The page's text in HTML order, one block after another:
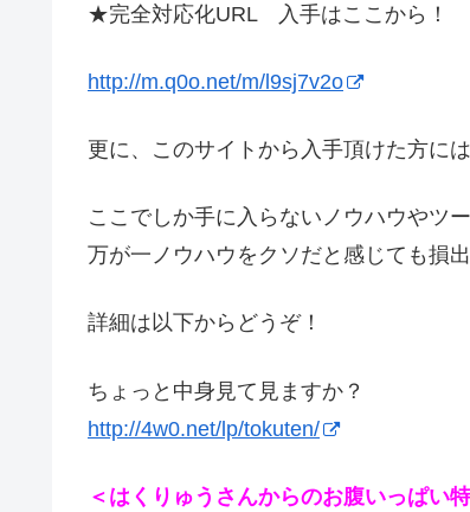
★完全対応化URL 入手はここから！
http://m.q0o.net/m/l9sj7v2o
更に、このサイトから入手頂けた方に
ここでしか手に入らないノウハウやツ
万が一ノウハウをクソだと感じても損
詳細は以下からどうぞ！
ちょっと中身見て見ますか？
http://4w0.net/lp/tokuten/
＜はくりゅうさんからのお腹いっぱい